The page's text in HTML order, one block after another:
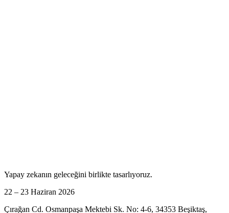
Yapay zekanın geleceğini birlikte tasarlıyoruz.
22 – 23 Haziran 2026
Çırağan Cd. Osmanpaşa Mektebi Sk. No: 4-6, 34353 Beşiktaş,